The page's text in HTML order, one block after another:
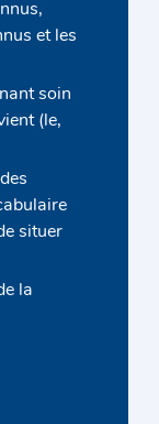
et les
soin
(le,
situer
la